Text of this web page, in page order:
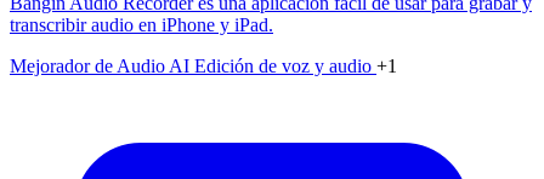
transcribir audio en iPhone y iPad.
Mejorador de Audio AI Edición de voz y audio +1